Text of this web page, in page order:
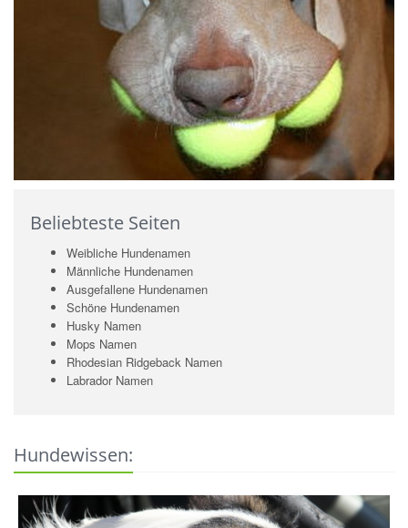
Beliebteste Seiten
Weibliche Hundenamen
Männliche Hundenamen
Ausgefallene Hundenamen
Schöne Hundenamen
Husky Namen
Mops Namen
Rhodesian Ridgeback Namen
Labrador Namen
Hundewissen: